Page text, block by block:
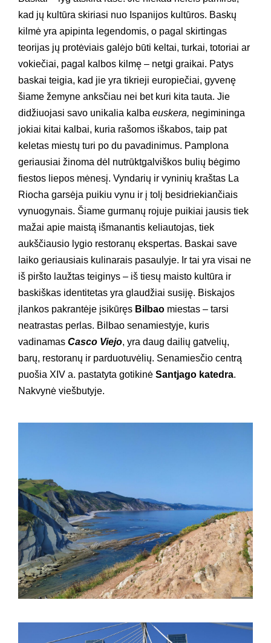
kad jų kultūra skiriasi nuo Ispanijos kultūros. Baskų
kilmė yra apipinta legendomis, o pagal skirtingas
teorijas jų protėviais galėjo būti keltai, turkai, totoriai ar
vokiečiai, pagal kalbos kilmę – netgi graikai. Patys
baskai teigia, kad jie yra tikrieji europiečiai, gyvenę
šiame žemyne anksčiau nei bet kuri kita tauta. Jie
didžiuojasi savo unikalia kalba euskera, negimininga
jokiai kitai kalbai, kuria rašomos iškabos, taip pat
keletas miestų turi po du pavadinimus. Pamplona
geriausiai žinoma dėl nutrūktgalviškos bulių bėgimo
fiestos liepos mėnesį. Vyndarių ir vyninių kraštas La
Riocha garsėja puikiu vynu ir į tolį besidriekiančiais
vynuogynais. Šiame gurmanų rojuje puikiai jausis tiek
mažai apie maistą išmanantis keliautojas, tiek
aukščiausio lygio restoranų ekspertas. Baskai save
laiko geriausiais kulinarais pasaulyje. Ir tai yra visai ne
iš piršto laužtas teiginys – iš tiesų maisto kultūra ir
baskiškas identitetas yra glaudžiai susiję. Biskajos
įlankos pakrantėje įsikūręs Bilbao miestas – tarsi
neatrastas perlas. Bilbao senamiestyje, kuris
vadinamas Casco Viejo, yra daug dailių gatvelių,
barų, restoranų ir parduotuvėlių. Senamiesčio centrą
puošia XIV a. pastatyta gotikinė Santjago katedra.
Nakvynė viešbutyje.